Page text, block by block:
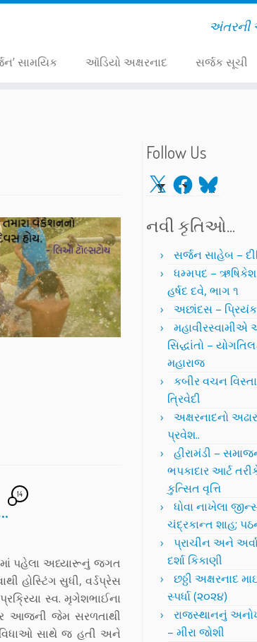
અંતરની
સામયિક ઑડિયો અક્ષરનાદ સર્જક સૂચી
14
પહેલા અધ્યારૂનું જગત
હોસ્ટિંગ સુધી, વર્ડપ્રેસ
સ્વ. મૃગેશભાઈના
આજની જેમ સરળતાથી
સાથે જ હતી અને
Follow Us
X Facebook
Bluesky
નવી કૃતિઓ…
સર્જન સાહેબ –
ધમ્મપદ –
હર્ષદ દવે, ભાગ ૧
અછાંદસ –
સિદ્ધાંતો –
મહારાજ
કબીર વચન
ત્રિવેદી
અક્ષરનાદનો
પ્રવેશ..
હીરામંડી –
ભપકાદાર આર્ટ
કુત્સિત વૃત્તિ
ધોવા નાખેલા
ચંદ્રકાન્ત શાહ;
પ્રાચીન અને
દર્શા કિકાણી
છઠ્ઠી અક્ષરનાદ
સ્પર્ધા (૨૦૨૪)
રાજસ્થાનનું
– મીરા જોશી